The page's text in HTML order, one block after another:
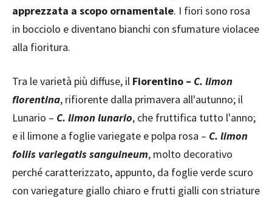
apprezzata a scopo ornamentale. I fiori sono rosa
in bocciolo e diventano bianchi con sfumature violacee
alla fioritura.
Tra le varietà più diffuse, il Fiorentino – C. limon
florentina, rifiorente dalla primavera all'autunno; il
Lunario – C. limon lunario, che fruttifica tutto l'anno;
e il limone a foglie variegate e polpa rosa – C. limon
foliis variegatis sanguineum, molto decorativo
perché caratterizzato, appunto, da foglie verde scuro
con variegature giallo chiaro e frutti gialli con striature